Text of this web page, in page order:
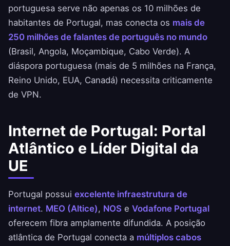
portuguesa serve não apenas os 10 milhões de
habitantes de Portugal, mas conecta os mais de
250 milhões de falantes de português no mundo
(Brasil, Angola, Moçambique, Cabo Verde). A
diáspora portuguesa (mais de 5 milhões na França,
Reino Unido, EUA, Canadá) necessita criticamente
de VPN.
Internet de Portugal: Portal
Atlântico e Líder Digital da
UE
Portugal possui excelente infraestrutura de
internet. MEO (Altice), NOS e Vodafone Portugal
oferecem fibra amplamente difundida. A posição
atlântica de Portugal conecta a múltiplos cabos